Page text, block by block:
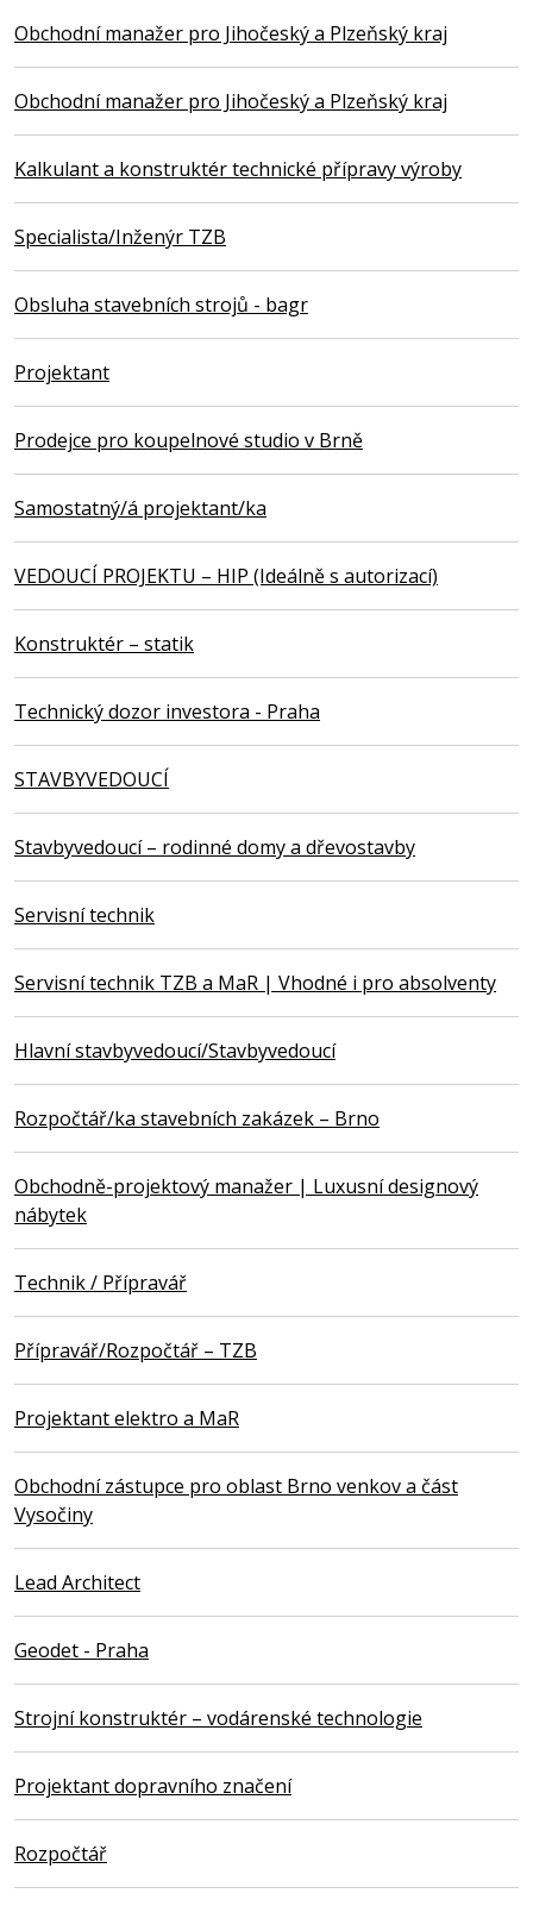
Obchodní manažer pro Jihočeský a Plzeňský kraj
Obchodní manažer pro Jihočeský a Plzeňský kraj
Kalkulant a konstruktér technické přípravy výroby
Specialista/Inženýr TZB
Obsluha stavebních strojů - bagr
Projektant
Prodejce pro koupelnové studio v Brně
Samostatný/á projektant/ka
VEDOUCÍ PROJEKTU – HIP (Ideálně s autorizací)
Konstruktér – statik
Technický dozor investora - Praha
STAVBYVEDOUCÍ
Stavbyvedoucí – rodinné domy a dřevostavby
Servisní technik
Servisní technik TZB a MaR | Vhodné i pro absolventy
Hlavní stavbyvedoucí/Stavbyvedoucí
Rozpočtář/ka stavebních zakázek – Brno
Obchodně-projektový manažer | Luxusní designový
nábytek
Technik / Přípravář
Přípravář/Rozpočtář – TZB
Projektant elektro a MaR
Obchodní zástupce pro oblast Brno venkov a část
Vysočiny
Lead Architect
Geodet - Praha
Strojní konstruktér – vodárenské technologie
Projektant dopravního značení
Rozpočtář